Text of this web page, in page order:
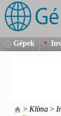
Gépek
> Klíma >